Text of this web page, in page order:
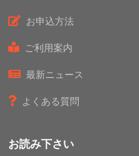
お申込方法
ご利用案内
最新ニュース
よくある質問
お読み下さい